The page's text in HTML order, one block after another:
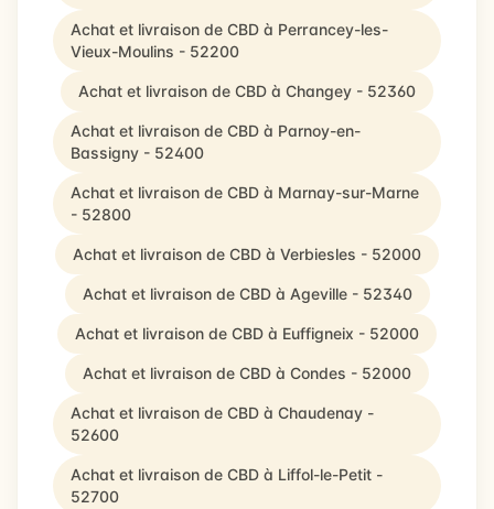
Achat et livraison de CBD à Perrancey-les-
Vieux-Moulins - 52200
Achat et livraison de CBD à Changey - 52360
Achat et livraison de CBD à Parnoy-en-
Bassigny - 52400
Achat et livraison de CBD à Marnay-sur-Marne
- 52800
Achat et livraison de CBD à Verbiesles - 52000
Achat et livraison de CBD à Ageville - 52340
Achat et livraison de CBD à Euffigneix - 52000
Achat et livraison de CBD à Condes - 52000
Achat et livraison de CBD à Chaudenay -
52600
Achat et livraison de CBD à Liffol-le-Petit -
52700